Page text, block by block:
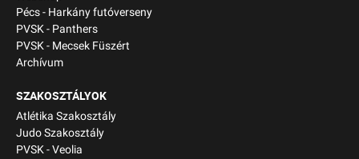
Pécs - Harkány futóverseny
PVSK - Panthers
PVSK - Mecsek Füszért
Archívum
SZAKOSZTÁLYOK
Atlétika Szakosztály
Judo Szakosztály
PVSK - Veolia